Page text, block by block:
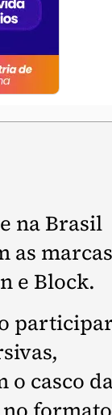
na Brasil
as marcas
e Block.
o casco